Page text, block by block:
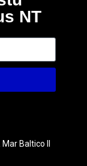
NT
Baltico II